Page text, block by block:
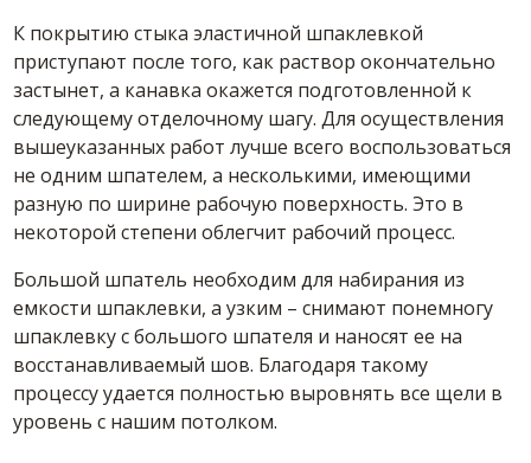
К покрытию стыка эластичной шпаклевкой
приступают после того, как раствор окончательно
застынет, а канавка окажется подготовленной к
следующему отделочному шагу. Для осуществления
вышеуказанных работ лучше всего воспользоваться
не одним шпателем, а несколькими, имеющими
разную по ширине рабочую поверхность. Это в
некоторой степени облегчит рабочий процесс.
Большой шпатель необходим для набирания из
емкости шпаклевки, а узким – снимают понемногу
шпаклевку с большого шпателя и наносят ее на
восстанавливаемый шов. Благодаря такому
процессу удается полностью выровнять все щели в
уровень с нашим потолком.